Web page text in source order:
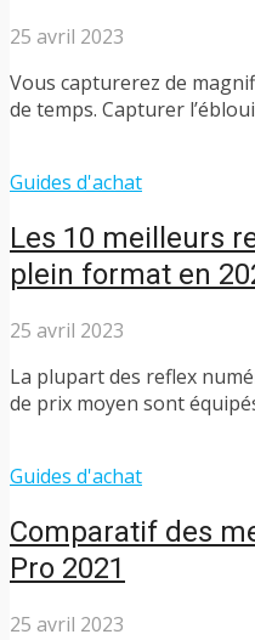
25 avril 2023
Vous capturerez de
de temps. Capturer
Guides d'achat
Les 10 meilleurs
plein format en
25 avril 2023
La plupart des reflex
de prix moyen sont
Guides d'achat
Comparatif des
Pro 2021
25 avril 2023